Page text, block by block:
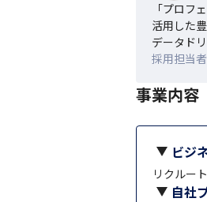
「プロフ
活用した
データド
採用担当者
事業内容
ビジ
リクルー
自社